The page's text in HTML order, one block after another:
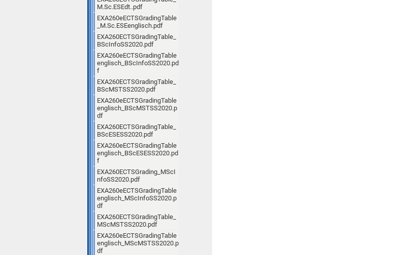
M.Sc.ESEdt..pdf
EXA260eECTSGradingTable
_M.Sc.ESEenglisch.pdf
EXA260ECTSGradingTable_
BScInfoSS2020.pdf
EXA260eECTSGradingTable
englisch_BScInfoSS2020.pd
f
EXA260ECTSGradingTable_
BScMSTSS2020.pdf
EXA260eECTSGradingTable
englisch_BScMSTSS2020.p
df
EXA260ECTSGradingTable_
BScESESS2020.pdf
EXA260eECTSGradingTable
englisch_BScESESS2020.pd
f
EXA260ECTSGrading_MScI
nfoSS2020.pdf
EXA260eECTSGradingTable
englisch_MScInfoSS2020.p
df
EXA260ECTSGradingTable_
MScMSTSS2020.pdf
EXA260eECTSGradingTable
englisch_MScMSTSS2020.p
df